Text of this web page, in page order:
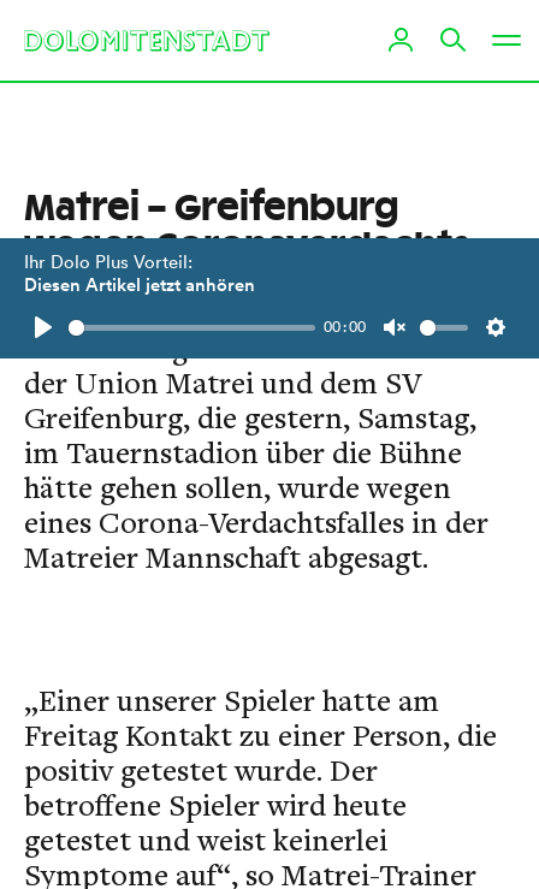
Ihr Dolo Plus Vorteil:
Diesen Artikel jetzt anhören
Play
00:00
Unmute
Matrei – Greifenburg
wegen Coronaverdachts
abgesagt
Die Unterliga West-Partie zwischen
der Union Matrei und dem SV
Greifenburg, die gestern, Samstag,
im Tauernstadion über die Bühne
hätte gehen sollen, wurde wegen
eines Corona-Verdachtsfalles in der
Matreier Mannschaft abgesagt.
„Einer unserer Spieler hatte am
Freitag Kontakt zu einer Person, die
positiv getestet wurde. Der
betroffene Spieler wird heute
getestet und weist keinerlei
Symptome auf“, so Matrei-Trainer